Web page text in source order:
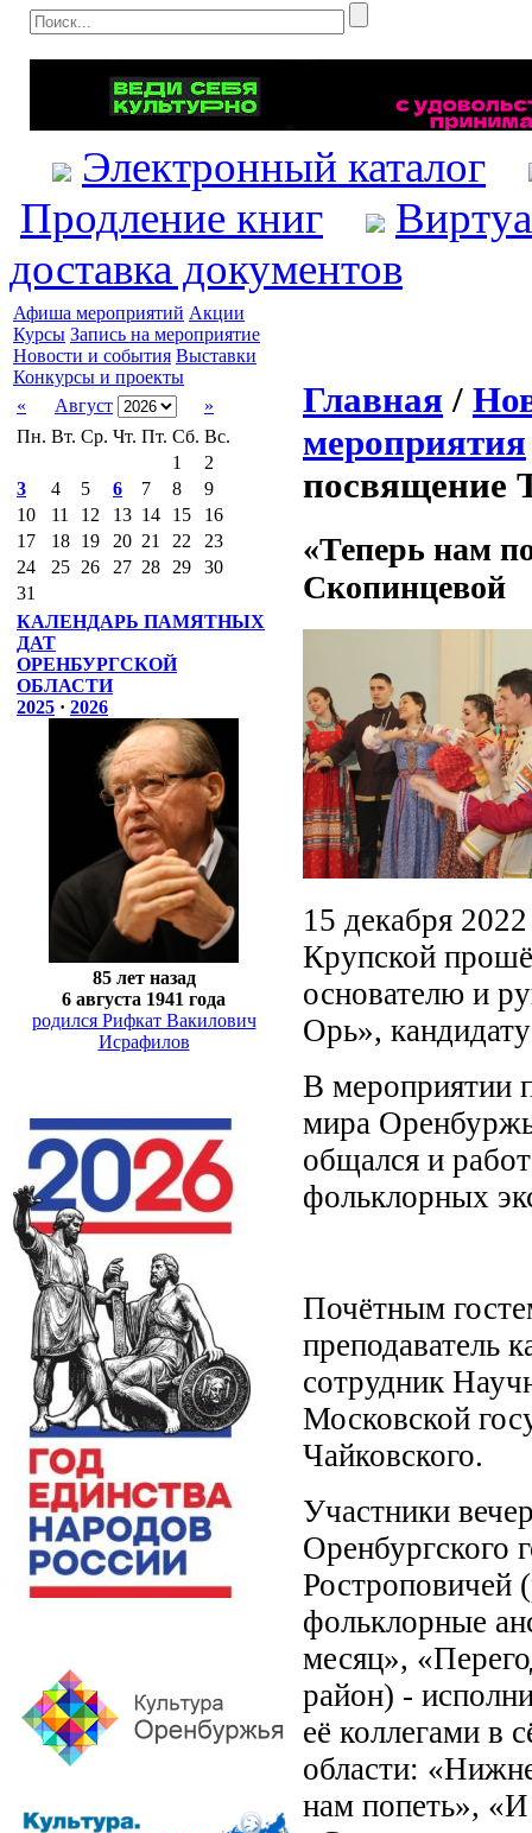
Электронный каталог
Продление книг
доставка документов
Афиша мероприятий Акции
Курсы Запись на мероприятие
Новости и события Выставки
Конкурсы и проекты
«
Август
»
Пн. Вт. Ср. Чт. Пт. Сб. Вс.
1
2
3
4 5 6 7 8
9
10
11 12 13 14 15
16
17
18 19 20 21 22
23
24
25 26 27 28 29
30
31
КАЛЕНДАРЬ ПАМЯТНЫХ
ДАТ
ОРЕНБУРГСКОЙ
ОБЛАСТИ
2025 · 2026
85 лет назад
6 августа 1941 года
родился Рифкат Вакилович
Исрафилов
Главная /
мероприятия
посвящение
«Теперь нам
Скопинцевой
15 декабря
Крупской
основателю и
Орь»,
В мероприятии
мира
общался и
фольклорных
Почётным
преподаватель
сотрудник
Московской
Чайковского.
Участники
Оренбургского
Ростроповичей
фольклорные
месяц»,
район) -
её коллегами в
области:
нам попеть»,